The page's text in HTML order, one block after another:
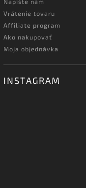
Vrátenie tovaru
Affiliate program
Ako nakupovať
Moja objednávka
INSTAGRAM